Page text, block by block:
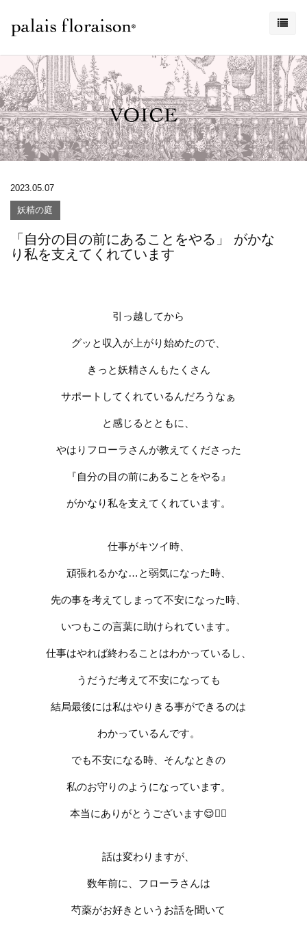
2023.05.07
妖精の庭
「自分の目の前にあることをやる」 がかな
り私を支えてくれています
引っ越してから
グッと収入が上がり始めたので、
きっと妖精さんもたくさん
サポートしてくれているんだろうなぁ
と感じるとともに、
やはりフローラさんが教えてくださった
『自分の目の前にあることをやる』
がかなり私を支えてくれています。
仕事がキツイ時、
頑張れるかな… と弱気になった時、
先の事を考えてしまって不安になった時、
いつもこの言葉に助けられています。
仕事はやれば終わることはわかっているし、
うだうだ考えて不安になっても
結局最後には私はやりきる事ができるのは
わかっているんです。
でも不安になる時、そんなときの
私のお守りのようになっています。
本当にありがとうございます😌❤️‍🔥
話は変わりますが、
数年前に、フローラさんは
芍薬がお好きというお話を聞いて